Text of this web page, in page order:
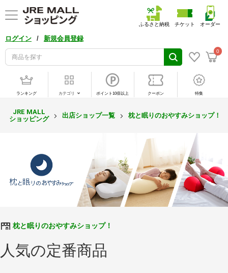
ログイン / 新規会員登録
0
ふるさと納税 チケット オーダー
ランキング カテゴリ ポイント10倍以上 クーポン 特集
JRE MALL
ショッピング
出店ショップ一覧 枕と眠りのおやすみショップ！
枕と眠りのおやすみショップ！
人気の定番商品